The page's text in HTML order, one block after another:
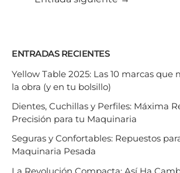
ENTRADAS RECIENTES
Yellow Table 2025: Las 10 marcas que
la obra (y en tu bolsillo)
Dientes, Cuchillas y Perfiles: Máxima
Precisión para tu Maquinaria
Seguras y Confortables: Repuestos
Maquinaria Pesada
La Revolución Compacta: Así Ha